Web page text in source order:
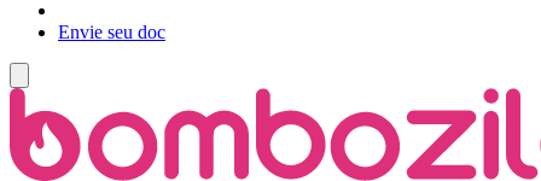
Envie seu doc